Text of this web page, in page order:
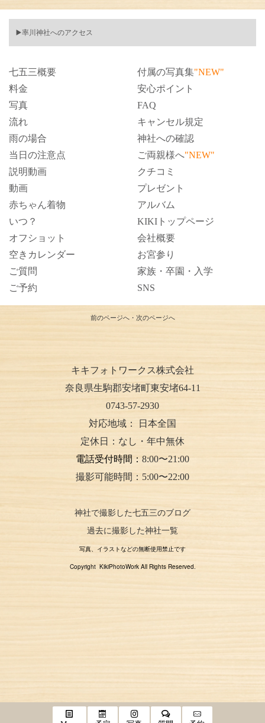
▶️率川神社へのアクセス
七五三概要
料金
写真
流れ
雨の場合
当日の注意点
説明動画
動画
赤ちゃん着物
いつ？
オフショット
空きカレンダー
ご質問
ご予約
付属の写真集"NEW"
安心ポイント
FAQ
キャンセル規定
神社への確認
ご両親様へ"NEW"
クチコミ
プレゼント
アルバム
KIKIトップページ
会社概要
お宮参り
家族・卒園・入学
SNS
前のページへ・ 次のページへ
キキフォトワークス株式会社
奈良県生駒郡安堵町東安堵64-11
0743-57-2930
対応地域：
日本全国
定休日：なし・年中無休
電話受付時間： 8:00〜21:00
撮影可能時間：5:00〜22:00
神社で撮影した七五三のブログ
過去に撮影した神社一覧
写真、イラストなどの無断使用禁止です
Copyright KikiPhotoWork All Rights Reserved.